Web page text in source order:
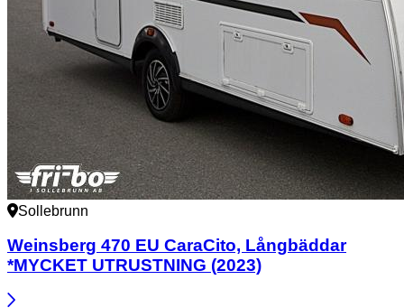
Sollebrunn
Weinsberg 470 EU CaraCito, Långbäddar
*MYCKET UTRUSTNING (2023)